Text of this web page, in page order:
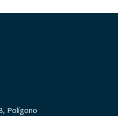
Polígono